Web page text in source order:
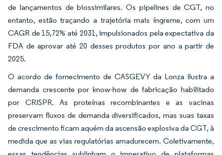
de lançamentos de biossimilares. Os pipelines de CGT, no
entanto, estão traçando a trajetória mais íngreme, com um
CAGR de 15,72% até 2031, impulsionados pela expectativa da
FDA de aprovar até 20 desses produtos por ano a partir de
2025.
O acordo de fornecimento de CASGEVY da Lonza ilustra a
demanda crescente por know-how de fabricação habilitado
por CRISPR. As proteínas recombinantes e as vacinas
preservam fluxos de demanda diversificados, mas suas taxas
de crescimento ficam aquém da ascensão explosiva da CGT, à
medida que as vias regulatórias amadurecem. Coletivamente,